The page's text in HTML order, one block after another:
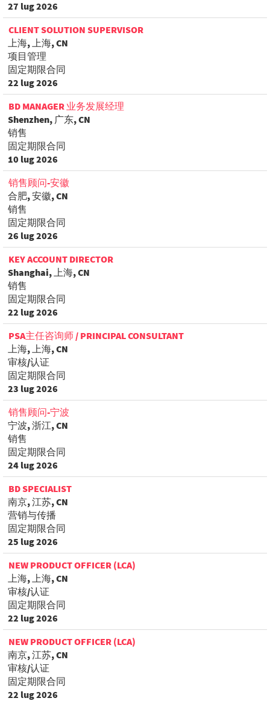
27 lug 2026
CLIENT SOLUTION SUPERVISOR
上海, 上海, CN
项目管理
固定期限合同
22 lug 2026
BD MANAGER 业务发展经理
Shenzhen, 广东, CN
销售
固定期限合同
10 lug 2026
销售顾问-安徽
合肥, 安徽, CN
销售
固定期限合同
26 lug 2026
KEY ACCOUNT DIRECTOR
Shanghai, 上海, CN
销售
固定期限合同
22 lug 2026
PSA主任咨询师 / PRINCIPAL CONSULTANT
上海, 上海, CN
审核/认证
固定期限合同
23 lug 2026
销售顾问-宁波
宁波, 浙江, CN
销售
固定期限合同
24 lug 2026
BD SPECIALIST
南京, 江苏, CN
营销与传播
固定期限合同
25 lug 2026
NEW PRODUCT OFFICER (LCA)
上海, 上海, CN
审核/认证
固定期限合同
22 lug 2026
NEW PRODUCT OFFICER (LCA)
南京, 江苏, CN
审核/认证
固定期限合同
22 lug 2026